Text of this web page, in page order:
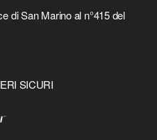
di San Marino al n°415 del
SICURI